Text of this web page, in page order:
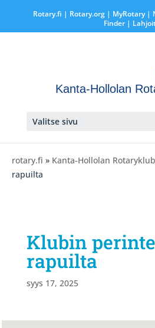
Rotary.fi | Rotary.org| MyRotary |
Finder|
Kanta-Hollolan
Valitse sivu
rotary.fi » Kanta-Hollolan
rapuilta
Klubin
rapuilta
syys 17, 2025